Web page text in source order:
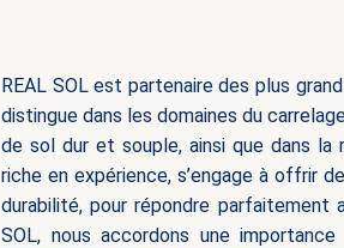
REAL SOL est partenaire des plus
distingue dans les domaines du
de sol dur et souple, ainsi que dans la
riche en expérience, s’engage à offrir
durabilité, pour répondre parfaitement
SOL, nous accordons une